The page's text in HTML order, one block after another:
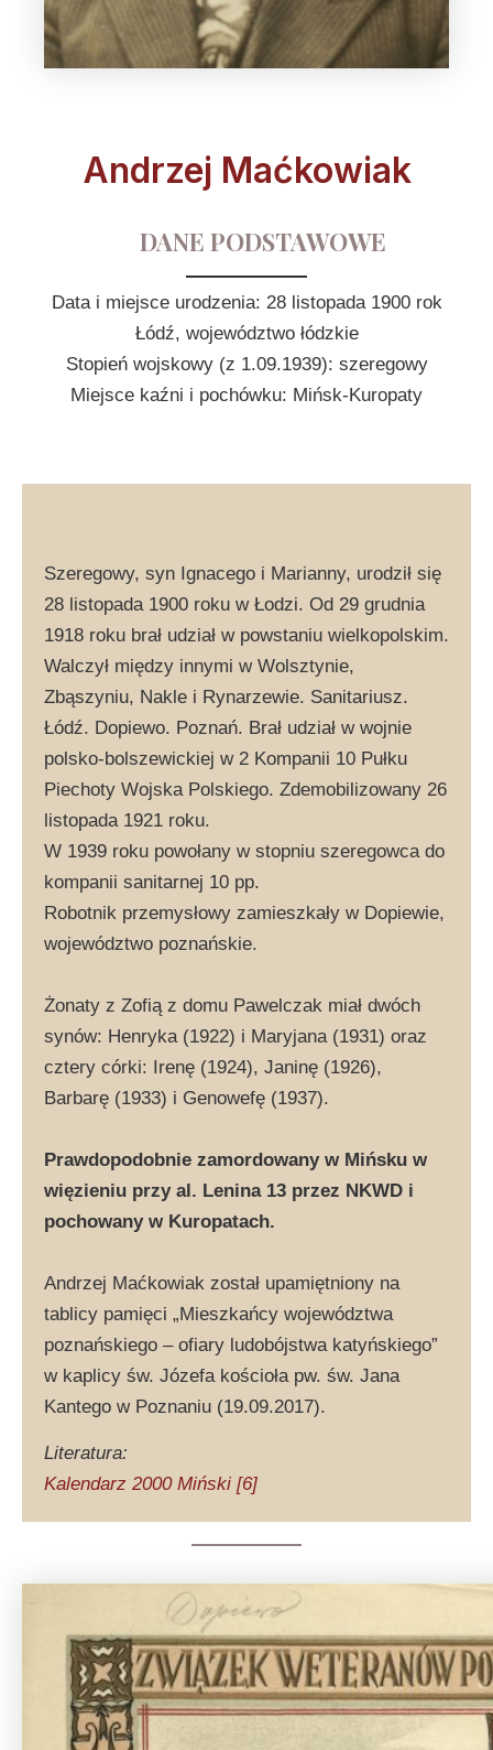
Andrzej Maćkowiak
DANE PODSTAWOWE
Data i miejsce urodzenia: 28 listopada 1900 rok
Łódź, województwo łódzkie
Stopień wojskowy (z 1.09.1939): szeregowy
Miejsce kaźni i pochówku: Mińsk-Kuropaty
Szeregowy, syn Ignacego i Marianny, urodził się
28 listopada 1900 roku w Łodzi. Od 29 grudnia
1918 roku brał udział w powstaniu wielkopolskim.
Walczył między innymi w Wolsztynie,
Zbąszyniu, Nakle i Rynarzewie. Sanitariusz.
Łódź. Dopiewo. Poznań. Brał udział w wojnie
polsko-bolszewickiej w 2 Kompanii 10 Pułku
Piechoty Wojska Polskiego. Zdemobilizowany 26
listopada 1921 roku.
W 1939 roku powołany w stopniu szeregowca do
kompanii sanitarnej 10 pp.
Robotnik przemysłowy zamieszkały w Dopiewie,
województwo poznańskie.
Żonaty z Zofią z domu Pawelczak miał dwóch
synów: Henryka (1922) i Maryjana (1931) oraz
cztery córki: Irenę (1924), Janinę (1926),
Barbarę (1933) i Genowefę (1937).
Prawdopodobnie zamordowany w Mińsku w
więzieniu przy al. Lenina 13 przez NKWD i
pochowany w Kuropatach.
Andrzej Maćkowiak został upamiętniony na
tablicy pamięci „Mieszkańcy województwa
poznańskiego – ofiary ludobójstwa katyńskiego”
w kaplicy św. Józefa kościoła pw. św. Jana
Kantego w Poznaniu (19.09.2017).
Literatura:
Kalendarz 2000 Miński [6]